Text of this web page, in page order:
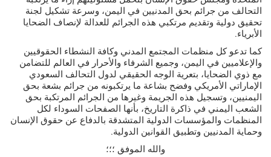
التحالف من جرائم بحق المدنيين في اليمن، وسرعة تشكيل لجنة
تحقيق دولية وتقديم مرتكبي هذه الجرائم للعدالة لإنصاف الضحايا
الأبرياء.
كما تدعو كل منظمات المجتمع المدني وكافة النشطاء الحقوقيين
والإعلاميين في اليمن، وجميع الشرفاء والأحرار في العالم للتضامن
مع ذوي الضحايا، بتعرية الوجه الحقيقي لدول التحالف السعودي
الإماراتي الأمريكي وفضح بشاعة ما يرتكبونه من جرائم بشعة بحق
اليمنيين، وتسجيل هذه الجريمة وغيرها من الجرائم المرتكبة بحق
الشعب اليمني في ذاكرة التاريخ، بأنها الصفحات السوداء لكل
المنظمات والمؤسسات الدولية المتشدقة بالدفاع عن حقوق الإنسان
وحماية المدنيين وتطبيق القوانين الدولية.
والله الموفق ؛؛؛